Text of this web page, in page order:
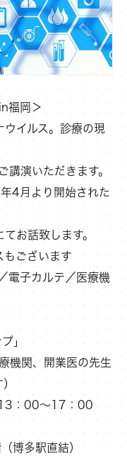
福岡＞
イルス。診療の現
演いただきます。
4月より開始された
お話致します。
もございます
電子カルテ／医療機
」
機関、開業医の先生
：00～17：00
博多駅直結）